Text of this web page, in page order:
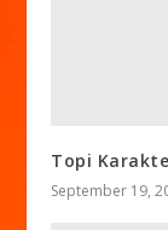
Topi
September 19,